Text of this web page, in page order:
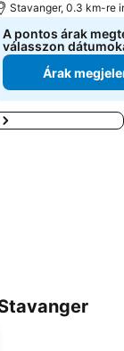
Stavanger, 0.3 km-re
A pontos árak
válasszon
Árak